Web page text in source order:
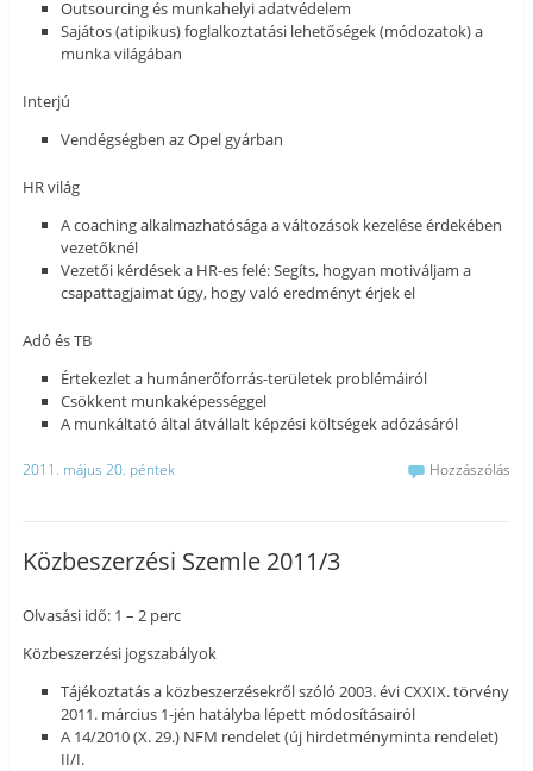
Outsourcing és munkahelyi adatvédelem
Sajátos (atipikus) foglalkoztatási lehetőségek (módozatok) a
munka világában
Interjú
Vendégségben az Opel gyárban
HR világ
A coaching alkalmazhatósága a változások kezelése érdekében
vezetőknél
Vezetői kérdések a HR-es felé: Segíts, hogyan motiváljam a
csapattagjaimat úgy, hogy való eredményt érjek el
Adó és TB
Értekezlet a humánerőforrás-területek problémáiról
Csökkent munkaképességgel
A munkáltató által átvállalt képzési költségek adózásáról
2011. május 20. péntek Hozzászólás
Közbeszerzési Szemle 2011/3
Olvasási idő: 1 – 2 perc
Közbeszerzési jogszabályok
Tájékoztatás a közbeszerzésekről szóló 2003. évi CXXIX. törvény
2011. március 1-jén hatályba lépett módosításairól
A 14/2010 (X. 29.) NFM rendelet (új hirdetményminta rendelet)
II/I.